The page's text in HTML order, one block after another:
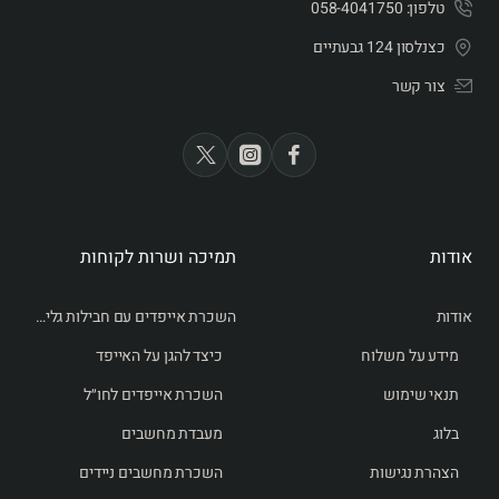
נהנים מגלישה יציבה ומהירה – ללא התקנה מורכבת או
צורך בטכנאי.
בסיום התקופה מחזירים את הנתב בקלות או מאריכים את
נייד, מהיר ואמין – בכל מקום ובכל זמן. בין אם אתם אנשי עסקים,
מטיילים או זקוקים לפתרון זמני לאירוע – זהו הפתרון האידיאלי
אפשרות לשליחה ואיסוף
מחירים לא כוללים מע"מ
טלפון: 058-4041750
כצנלסון 124 גבעתיים
צור קשר
אודות
אודות
מידע על משלוח
תנאי שימוש
בלוג
הצהרת נגישות
תמיכה ושרות לקוחות
השכרת אייפדים עם חבילות גלישה לחו״ל
כיצד להגן על האייפד
השכרת אייפדים לחו״ל
מעבדת מחשבים
השכרת מחשבים ניידים